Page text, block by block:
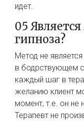
идет.
05
гипноза?
​Метод не
в бодрствующем
каждый шаг в
желанию клиент
момент, т.е. он не
Терапевт не